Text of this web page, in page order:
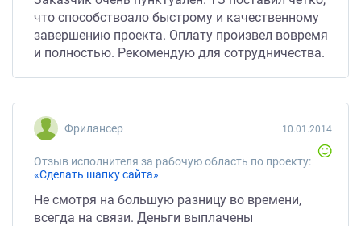
что способствоало быстрому и качественному
завершению проекта. Оплату произвел вовремя
и полностью. Рекомендую для сотрудничества.
Фрилансер
Отзыв исполнителя за рабочую область по проекту:
«Сделать шапку сайта»
10.01.2014
Не смотря на большую разницу во времени,
всегда на связи. Деньги выплачены